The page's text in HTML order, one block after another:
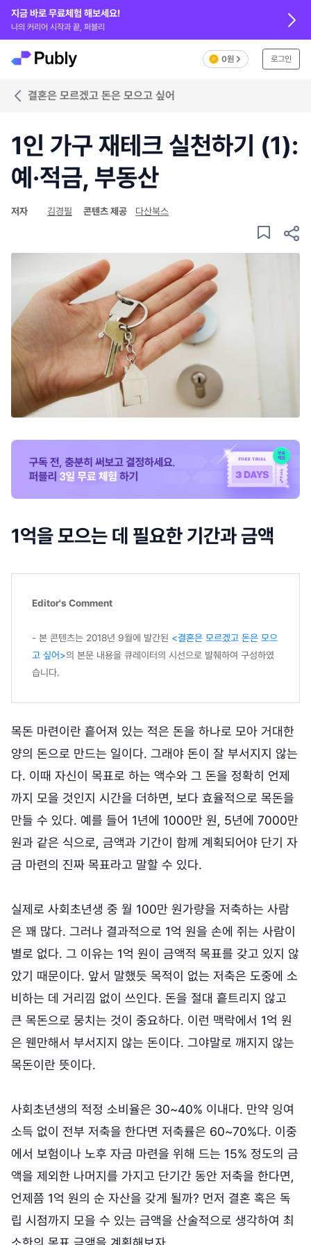
지금 바로 무료체험 해보세요!
나의 커리어 시작과 끝, 퍼블리
0원 로그인
결혼은 모르겠고 돈은 모으고 싶어
1인 가구 재테크 실천하기 (1):
예·적금, 부동산
저자 김경필 콘텐츠 제공 다산북스
1억을 모으는 데 필요한 기간과 금액
Editor's Comment
- 본 콘텐츠는 2018년 9월에 발간된 <결혼은 모르겠고 돈은 모으
고 싶어>의 본문 내용을 큐레이터의 시선으로 발췌하여 구성하였
습니다.
목돈 마련이란 흩어져 있는 적은 돈을 하나로 모아 거대한
양의 돈으로 만드는 일이다. 그래야 돈이 잘 부서지지 않는
다. 이때 자신이 목표로 하는 액수와 그 돈을 정확히 언제
까지 모을 것인지 시간을 더하면, 보다 효율적으로 목돈을
만들 수 있다. 예를 들어 1년에 1000만 원, 5년에 7000만
원과 같은 식으로, 금액과 기간이 함께 계획되어야 단기 자
금 마련의 진짜 목표라고 말할 수 있다.
실제로 사회초년생 중 월 100만 원가량을 저축하는 사람
은 꽤 많다. 그러나 결과적으로 1억 원을 손에 쥐는 사람이
별로 없다. 그 이유는 1억 원이 금액적 목표를 갖고 있지 않
았기 때문이다. 앞서 말했듯 목적이 없는 저축은 도중에 소
비하는 데 거리낌 없이 쓰인다. 돈을 절대 흩트리지 않고
큰 목돈으로 뭉치는 것이 중요하다. 이런 맥락에서 1억 원
은 웬만해서 부서지지 않는 돈이다. 그야말로 깨지지 않는
목돈이란 뜻이다.
사회초년생의 적정 소비율은 30~40% 이내다. 만약 잉여
소득 없이 전부 저축을 한다면 저축률은 60~70%다. 이중
에서 보험이나 노후 자금 마련을 위해 드는 15% 정도의 금
액을 제외한 나머지를 가지고 단기간 동안 저축을 한다면,
언제쯤 1억 원의 순 자산을 갖게 될까? 먼저 결혼 혹은 독
립 시점까지 모을 수 있는 금액을 산술적으로 생각하여 최